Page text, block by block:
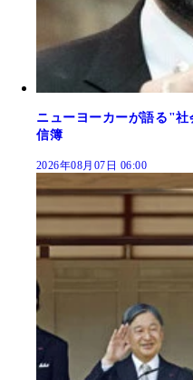
ニューヨーカーが語る"
信簿
2026年08月07日 06:00